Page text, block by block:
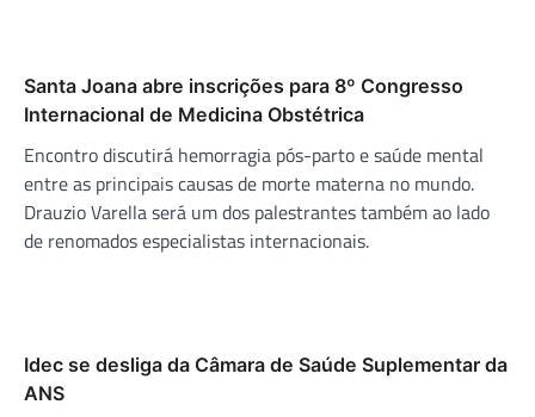
Santa Joana abre inscrições para 8º Congresso
Internacional de Medicina Obstétrica
Encontro discutirá hemorragia pós-parto e saúde mental
entre as principais causas de morte materna no mundo.
Drauzio Varella será um dos palestrantes também ao lado
de renomados especialistas internacionais.
Idec se desliga da Câmara de Saúde Suplementar da
ANS